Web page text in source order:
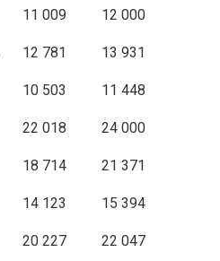
11 009 12 000
12 781 13 931
10 503 11 448
22 018 24 000
18 714 21 371
14 123 15 394
20 227
22 047